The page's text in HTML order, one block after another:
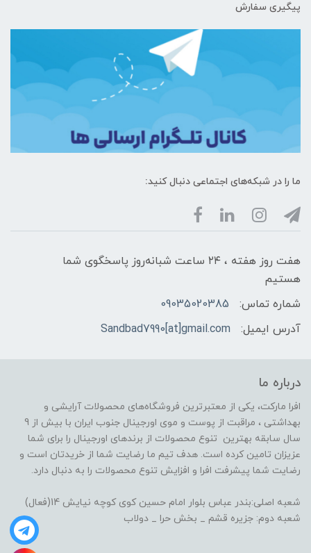
پیگیری سفارش
ما را در شبکه‌های اجتماعی دنبال کنید:
هفت روز هفته ، ۲۴ ساعت شبانه‌روز پاسخگوی شما
هستیم
شماره تماس:
09035020385
آدرس ایمیل:
Sandbad7990[at]gmail.com
درباره ما
افرا مارکت، یکی از معتبرترین فروشگاه‌های محصولات آرایشی و
بهداشتی ، مراقبت از پوست و موی اورجینال جنوب ایران با بیش از 9
سال سابقه بهترین تنوع محصولات از برندهای اورجینال را برای شما
عزیزان تامین کرده است. هدف تیم ما رضایت شما از خریدتان است و
رضایت شما پیشرفت افرا و افزایش تنوع محصولات را به دنبال دارد.
شعبه اصلی:بندر عباس بلوار امام حسین کوی کوچه نیایش 14(فعال)
شعبه دوم: جزیره قشم _ بخش حرا _ دولاب